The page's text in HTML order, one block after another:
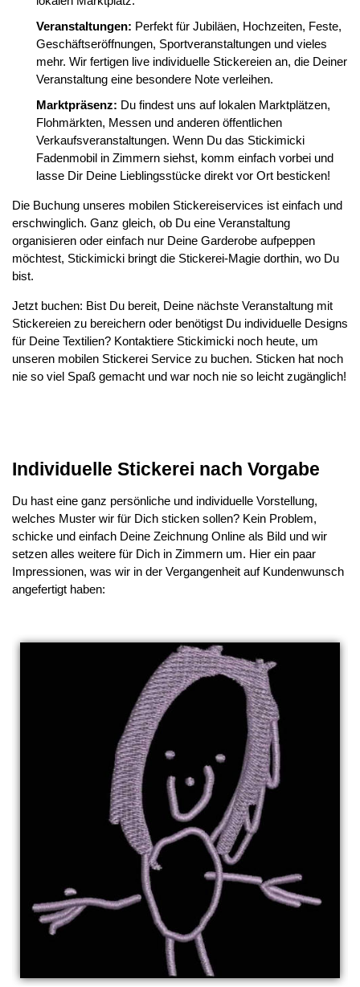
Veranstaltungen: Perfekt für Jubiläen, Hochzeiten, Feste,
Geschäftseröffnungen, Sportveranstaltungen und vieles
mehr. Wir fertigen live individuelle Stickereien an, die Deiner
Veranstaltung eine besondere Note verleihen.
Marktpräsenz: Du findest uns auf lokalen Marktplätzen,
Flohmärkten, Messen und anderen öffentlichen
Verkaufsveranstaltungen. Wenn Du das Stickimicki
Fadenmobil in Zimmern siehst, komm einfach vorbei und
lasse Dir Deine Lieblingsstücke direkt vor Ort besticken!
Die Buchung unseres mobilen Stickereiservices ist einfach und
erschwinglich. Ganz gleich, ob Du eine Veranstaltung
organisieren oder einfach nur Deine Garderobe aufpeppen
möchtest, Stickimicki bringt die Stickerei-Magie dorthin, wo Du
bist.
Jetzt buchen: Bist Du bereit, Deine nächste Veranstaltung mit
Stickereien zu bereichern oder benötigst Du individuelle Designs
für Deine Textilien? Kontaktiere Stickimicki noch heute, um
unseren mobilen Stickerei Service zu buchen. Sticken hat noch
nie so viel Spaß gemacht und war noch nie so leicht zugänglich!
Individuelle Stickerei nach Vorgabe
Du hast eine ganz persönliche und individuelle Vorstellung,
welches Muster wir für Dich sticken sollen? Kein Problem,
schicke und einfach Deine Zeichnung Online als Bild und wir
setzen alles weitere für Dich in Zimmern um. Hier ein paar
Impressionen, was wir in der Vergangenheit auf Kundenwunsch
angefertigt haben: